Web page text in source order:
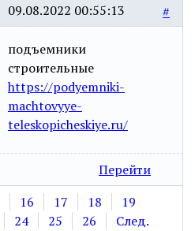
#
09.08.2022 00:55:13
подъемники
строительные
https://podyemniki-
machtovyye-
teleskopicheskiye.ru/
Перейти
16 17 18
19
24 25 26 След.